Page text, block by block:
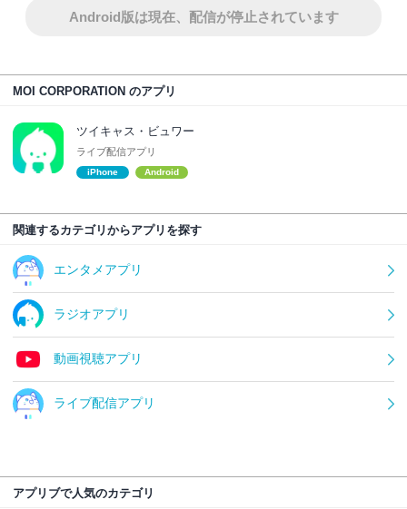
Android版は現在、配信が停止されています
MOI CORPORATION のアプリ
ツイキャス・ビュワー
ライブ配信アプリ
iPhone Android
関連するカテゴリからアプリを探す
エンタメアプリ
ラジオアプリ
動画視聴アプリ
ライブ配信アプリ
アプリブで人気のカテゴリ